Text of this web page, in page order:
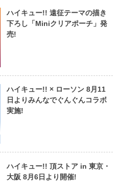
ハイキュー!! 遠征テーマの描き
下ろし「Miniクリアポーチ」発
売!
ハイキュー!! × ローソン 8月11
日よりみんなでぐんぐんコラボ
実施!
ハイキュー!! 頂ストア in 東京・
大阪 8月6日より開催!